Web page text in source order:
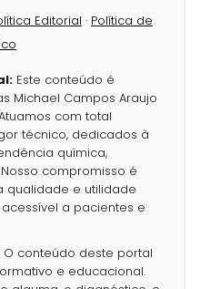
Editorial · Política de
Este conteúdo é
Michael Campos Araujo
com total
técnico, dedicados à
química,
compromisso é
qualidade e utilidade
a pacientes e
O conteúdo deste portal
e educacional.